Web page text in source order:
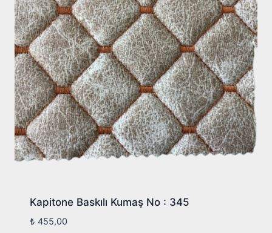
Kapitone Baskılı Kumaş No : 345
₺ 455,00